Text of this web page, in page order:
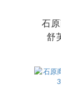
石
舒